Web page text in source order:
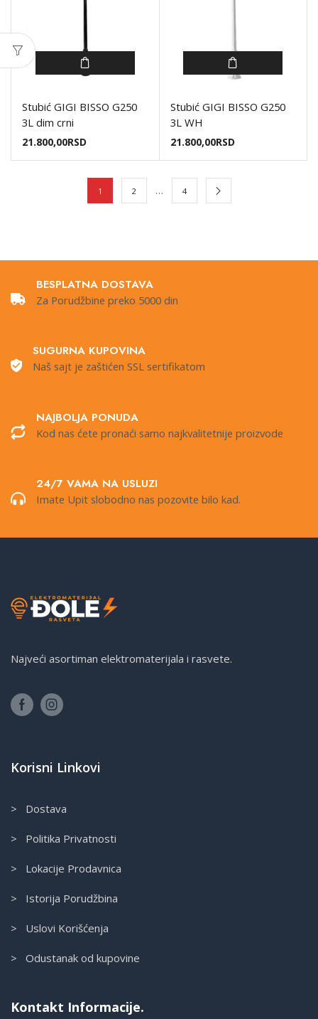
Stubić GIGI BISSO G250
3L dim crni
21.800,00RSD
Stubić GIGI BISSO G250
3L WH
21.800,00RSD
1 2 … 4
BESPLATNA DOSTAVA
Za Porudžbine preko 5000 din
SUGURNA KUPOVINA
Naš sajt je zaštićen SSL sertifikatom
NAJBOLJA PONUDA
Kod nas ćete pronaći samo najkvalitetnije proizvode
24/7 VAMA NA USLUZI
Imate Upit slobodno nas pozovite bilo kad.
Najveći asortiman elektromaterijala i rasvete.
Korisni Linkovi
> Dostava
> Politika Privatnosti
> Lokacije Prodavnica
> Istorija Porudžbina
> Uslovi Korišćenja
> Odustanak od kupovine
Kontakt Informacije.